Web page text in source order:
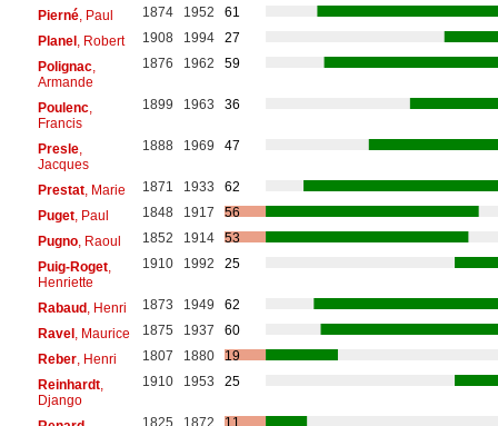
Pierné, Paul 1874 1952
61
Planel, Robert 1908 1994
27
Polignac,
Armande
1876 1962 59
Poulenc,
Francis
1899 1963 36
Presle,
Jacques
1888 1969 47
Prestat, Marie 1871 1933
62
Puget, Paul 1848 1917
56
Pugno, Raoul 1852 1914
53
Puig-Roget,
Henriette
1910 1992 25
Rabaud, Henri 1873 1949
62
Ravel, Maurice 1875 1937
60
Reber, Henri 1807 1880
19
Reinhardt,
Django
1910 1953 25
1825 1872 11